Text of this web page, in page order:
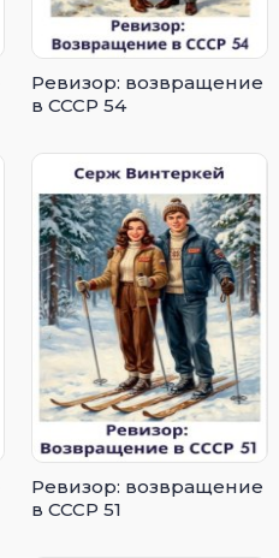
Ревизор: возвращение
в СССР 54
Ревизор: возвращение
в СССР 51